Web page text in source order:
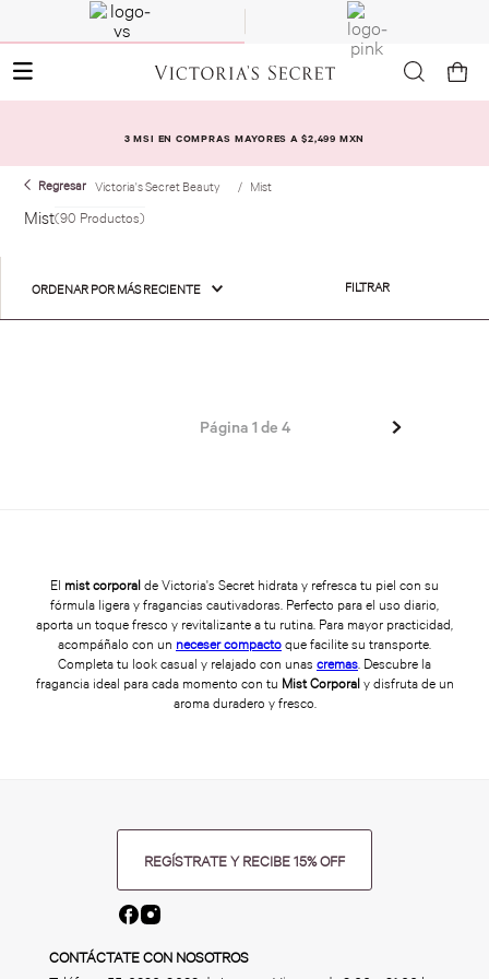
3 MSI EN COMPRAS MAYORES A $2,499 MXN
Victoria's Secret Beauty Mist
Mist 90 Productos
ORDENAR POR MÁS RECIENTE FILTRAR
Página 1 de 4
El mist corporal de Victoria's Secret hidrata y refresca tu piel con su
fórmula ligera y fragancias cautivadoras. Perfecto para el uso diario,
aporta un toque fresco y revitalizante a tu rutina. Para mayor practicidad,
acompáñalo con un neceser compacto que facilite su transporte.
Completa tu look casual y relajado con unas cremas . Descubre la
fragancia ideal para cada momento con tu Mist Corporaly disfruta de un
aroma duradero y fresco.
REGÍSTRATE Y RECIBE 15% OFF
CONTÁCTATE CON NOSOTROS